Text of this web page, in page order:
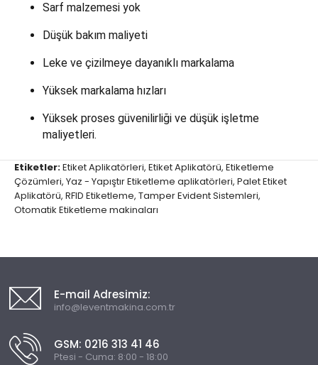
Sarf malzemesi yok
Düşük bakım maliyeti
Leke ve çizilmeye dayanıklı markalama
Yüksek markalama hızları
Yüksek proses güvenilirliği ve düşük işletme
maliyetleri.
Etiketler:Etiket Aplikatörleri, Etiket Aplikatörü, Etiketleme
Çözümleri, Yaz - Yapıştır Etiketleme aplikatörleri, Palet Etiket
Aplikatörü, RFID Etiketleme, Tamper Evident Sistemleri,
Otomatik Etiketleme makinaları
E-mail Adresimiz:
info@leventmakina.com.tr
GSM: 0216 313 41 46
Ptesi - Cuma: 8:00 - 18:00